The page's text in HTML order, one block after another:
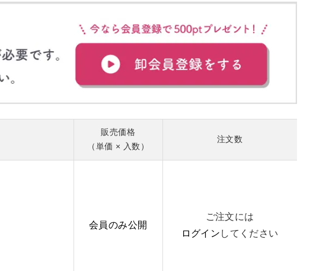
販売価格
（単価 × 入数）
注文数
会員のみ公開
ご注文には
ログイン してください